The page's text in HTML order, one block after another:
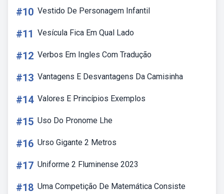
#10 Vestido De Personagem Infantil
#11 Vesícula Fica Em Qual Lado
#12 Verbos Em Ingles Com Tradução
#13 Vantagens E Desvantagens Da Camisinha
#14 Valores E Princípios Exemplos
#15 Uso Do Pronome Lhe
#16 Urso Gigante 2 Metros
#17 Uniforme 2 Fluminense 2023
#18 Uma Competição De Matemática Consiste